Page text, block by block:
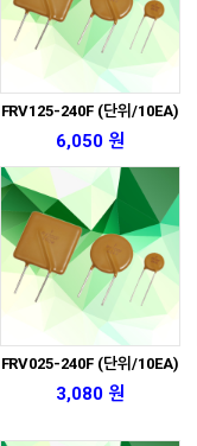
FRV125-240F (단위/10EA)
6,050 원
FRV025-240F (단위/10EA)
3,080 원